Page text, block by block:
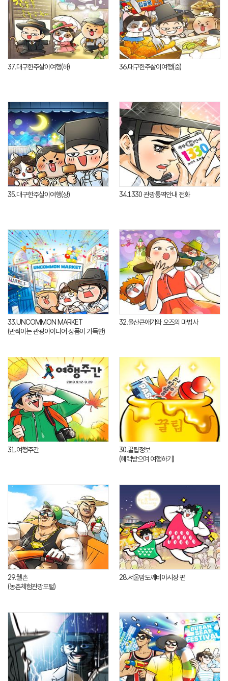
37.대구한주살이여행(하) 36.대구한주살이여행(중)
35.대구한주살이여행(상) 34.1330 관광통역안내 전화
33.UNCOMMON MARKET
(반짝이는 관광아이디어 상품이 가득한)
32.울산큰애기와 오즈의 마법사
31.여행주간
30.꿀팁정보
(혜택받으며 여행하기)
29.웰촌
(농촌체험관광포털)
28.서울밤도깨비야시장 편